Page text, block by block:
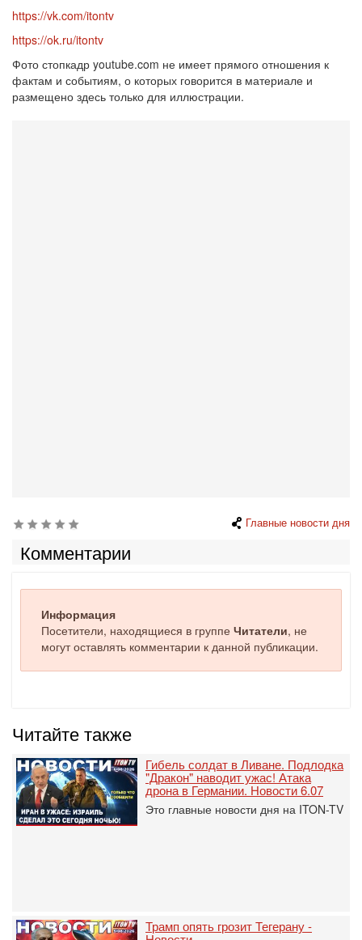
https://vk.com/itontv
https://ok.ru/itontv
Фото стопкадр youtube.com не имеет прямого отношения к
фактам и событиям, о которых говорится в материале и
размещено здесь только для иллюстрации.
Главные новости дня
Комментарии
Информация
Посетители, находящиеся в группе Читатели, не
могут оставлять комментарии к данной публикации.
Читайте также
Гибель солдат в Ливане. Подлодка
"Дракон" наводит ужас! Атака
дрона в Германии. Новости 6.07
Это главные новости дня на ITON-TV
Трамп опять грозит Тегерану -